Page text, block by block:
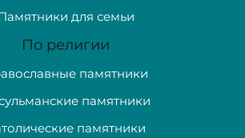
для семьи
По религии
памятники
памятники
памятники